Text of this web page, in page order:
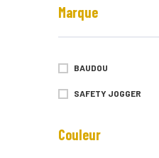
Marque
BAUDOU
SAFETY JOGGER
Couleur